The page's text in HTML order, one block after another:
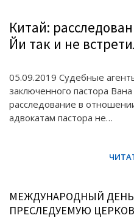
Китай:
Йи так и не
05.09.2019 Судебные
заключенного пастора
расследование в
адвокатам пастора не…
МЕЖДУНАРОДНЫЙ
ПРЕСЛЕДУЕМУЮ